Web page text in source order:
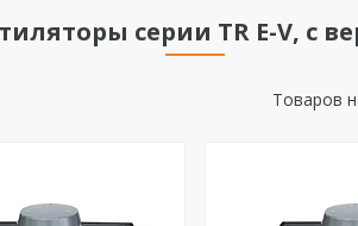
серии TR E-V, с